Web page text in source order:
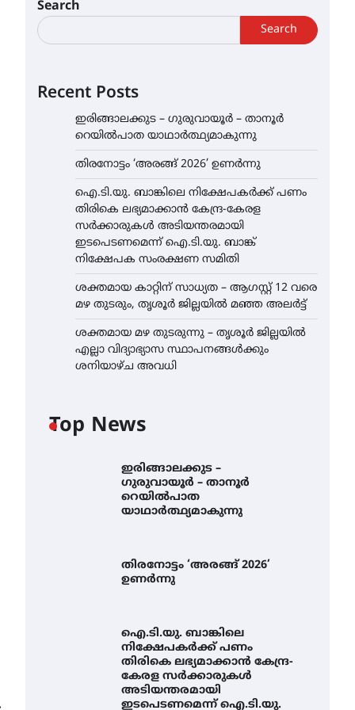
Search
Search
Recent Posts
ഇരിങ്ങാലക്കുട – ഗുരുവായൂർ – താനൂർ
റെയിൽപാത യാഥാർത്ഥ്യമാകുന്നു
തിരനോട്ടം ‘അരങ്ങ് 2026’ ഉണർന്നു
ഐ.ടി.യു. ബാങ്കിലെ നിക്ഷേപകർക്ക് പണം
തിരികെ ലഭ്യമാക്കാൻ കേന്ദ്ര-കേരള
സർക്കാരുകൾ അടിയന്തരമായി
ഇടപെടണമെന്ന് ഐ.ടി.യു. ബാങ്ക്
നിക്ഷേപക സംരക്ഷണ സമിതി
ശക്തമായ കാറ്റിന് സാധ്യത – ആഗസ്റ്റ് 12 വരെ
മഴ തുടരും, തൃശൂർ ജില്ലയിൽ മഞ്ഞ അലർട്ട്
ശക്തമായ മഴ തുടരുന്നു – തൃശൂർ ജില്ലയിൽ
എല്ലാ വിദ്യാഭ്യാസ സ്ഥാപനങ്ങൾക്കും
ശനിയാഴ്ച അവധി
Top News
ഇരിങ്ങാലക്കുട –
ഗുരുവായൂർ – താനൂർ
റെയിൽപാത
യാഥാർത്ഥ്യമാകുന്നു
തിരനോട്ടം ‘അരങ്ങ് 2026’
ഉണർന്നു
ഐ.ടി.യു. ബാങ്കിലെ
നിക്ഷേപകർക്ക് പണം
തിരികെ ലഭ്യമാക്കാൻ കേന്ദ്ര-
കേരള സർക്കാരുകൾ
അടിയന്തരമായി
ഇടപെടണമെന്ന് ഐ.ടി.യു.